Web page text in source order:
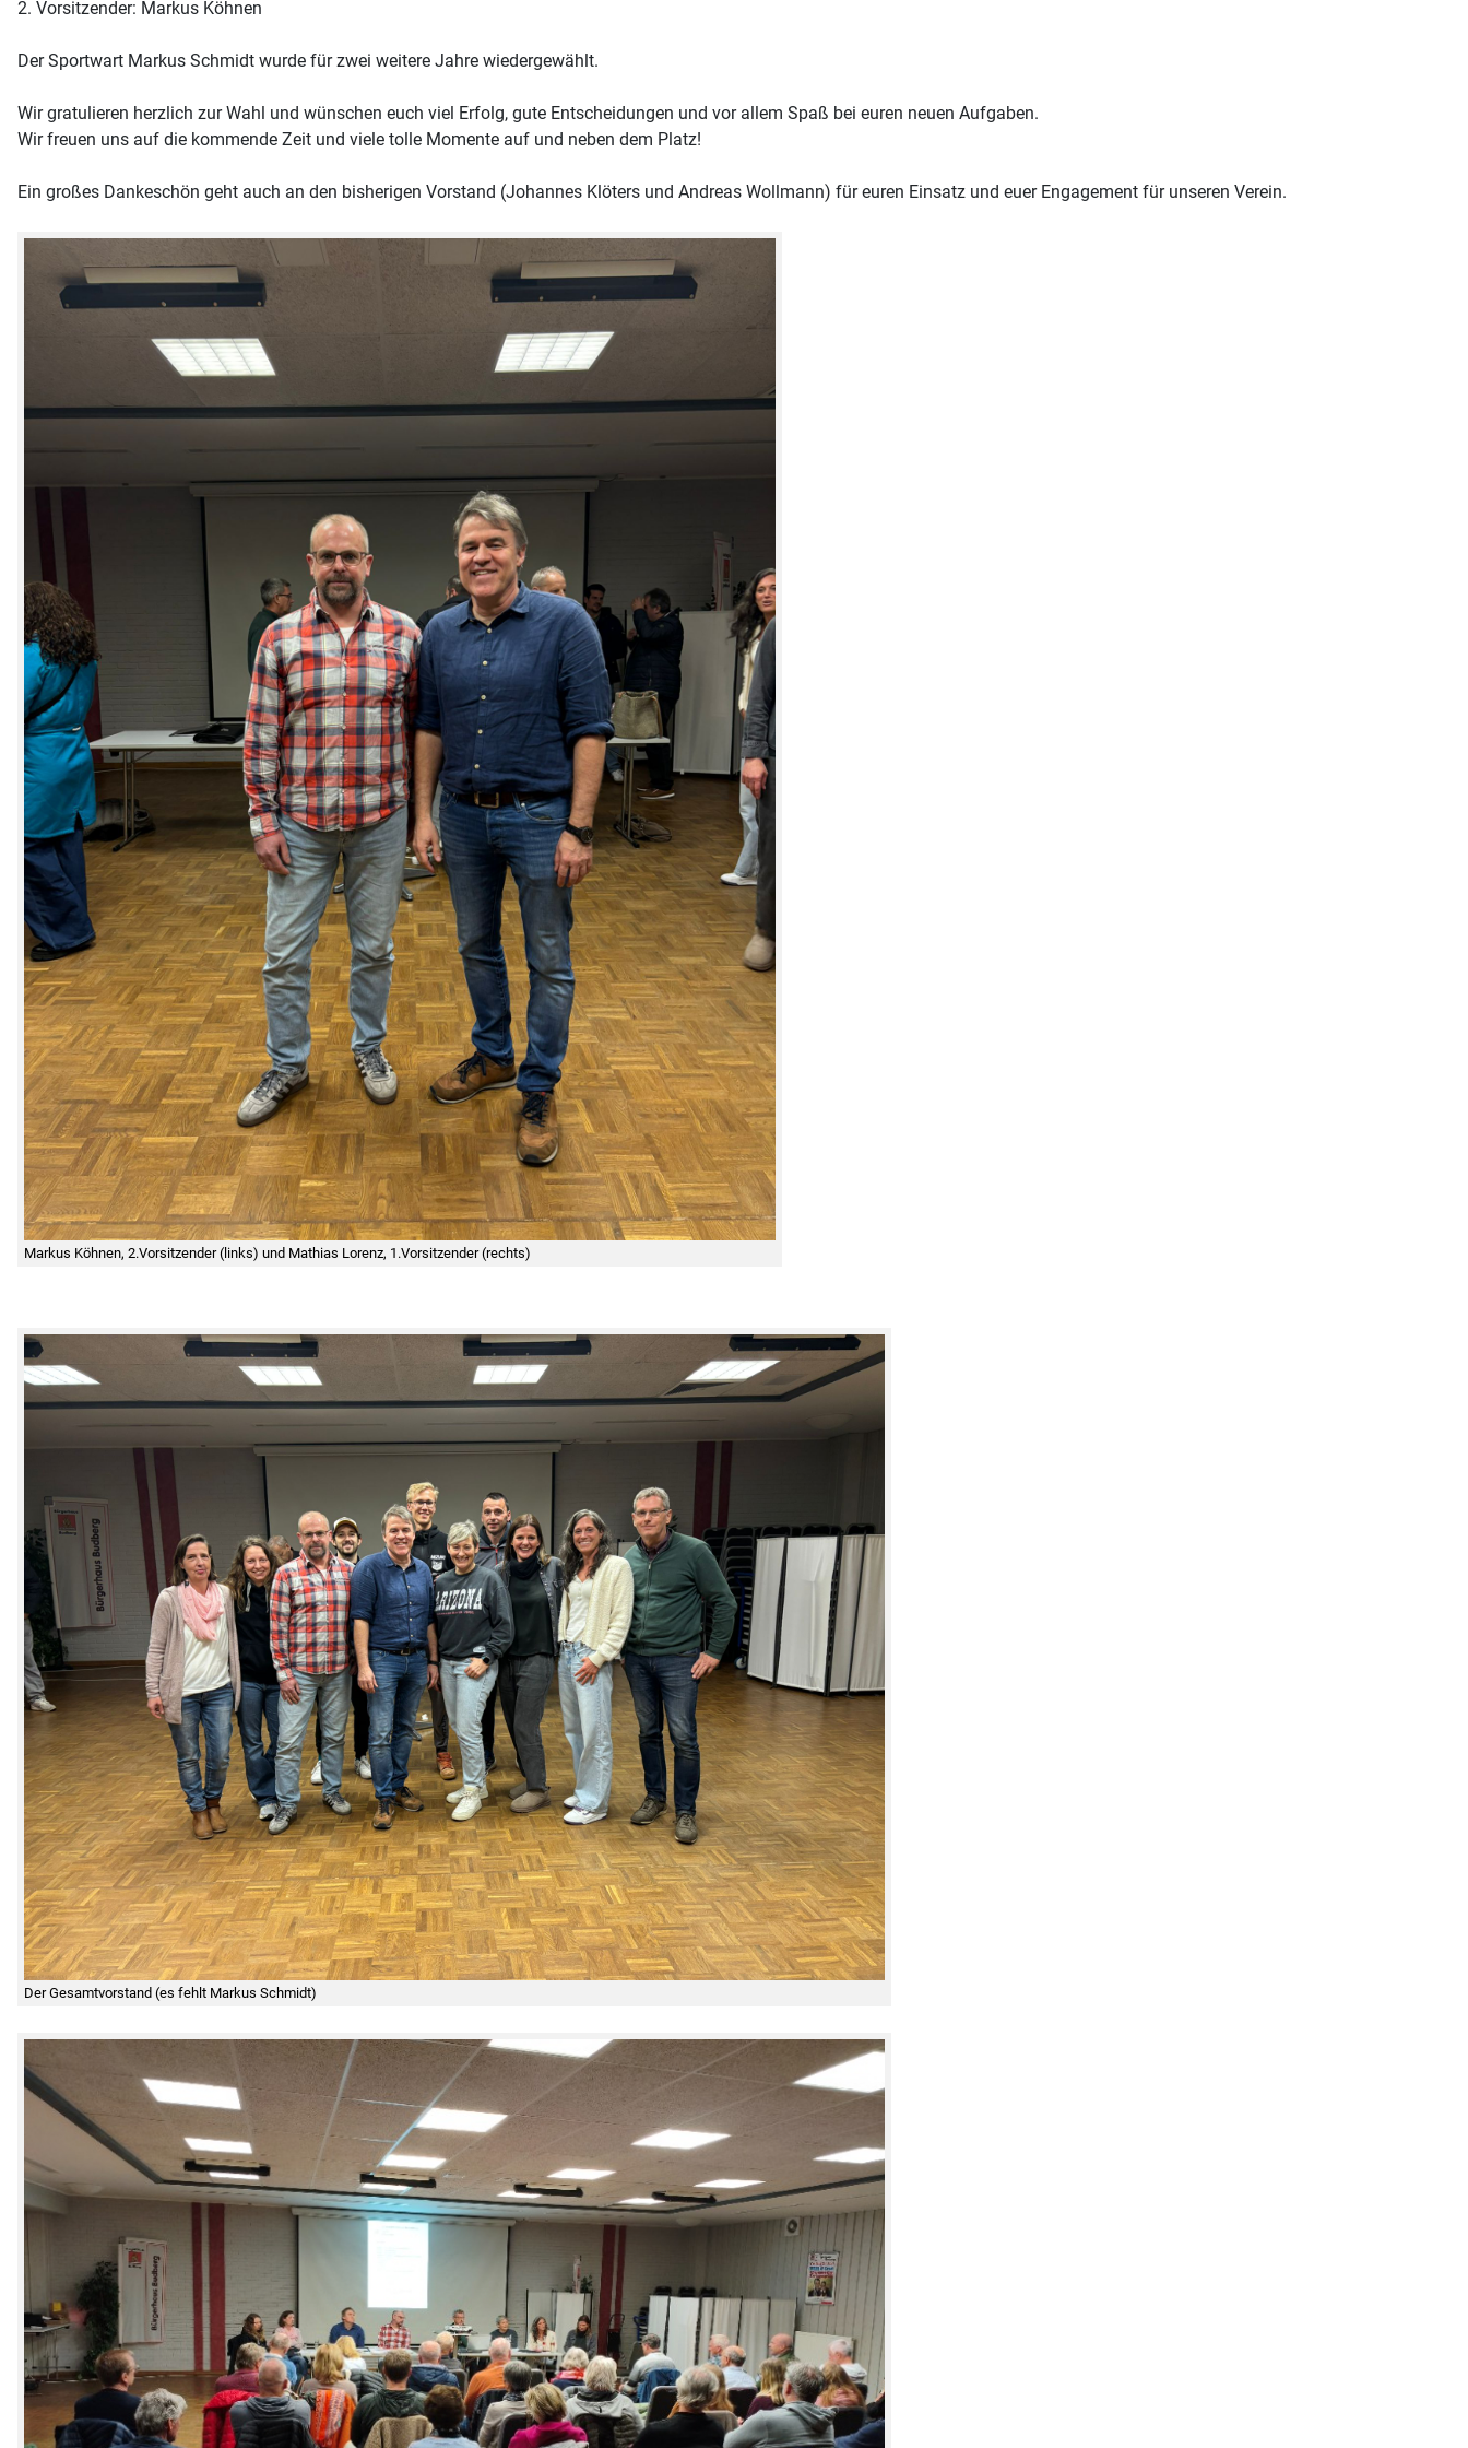
2. Vorsitzender: Markus Köhnen
Der Sportwart Markus Schmidt wurde für zwei weitere Jahre wiedergewählt.
Wir gratulieren herzlich zur Wahl und wünschen euch viel Erfolg, gute Entscheidungen und vor allem Spaß bei euren neuen Aufgaben.
Wir freuen uns auf die kommende Zeit und viele tolle Momente auf und neben dem Platz!
Ein großes Dankeschön geht auch an den bisherigen Vorstand (Johannes Klöters und Andreas Wollmann) für euren Einsatz und euer Engagement für unseren Verein.
Markus Köhnen, 2.Vorsitzender (links) und Mathias Lorenz, 1.Vorsitzender (rechts)
Der Gesamtvorstand (es fehlt Markus Schmidt)